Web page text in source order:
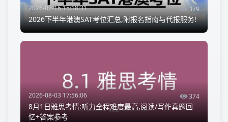
2026-07-16 15:18:31 379
2026下半年港澳SAT考位汇总,附报名指南与代报服务!
2026-08-03 17:56:06 374
8月1日雅思考情:听力全程难度最高,阅读/写作真题回
忆+答案参考